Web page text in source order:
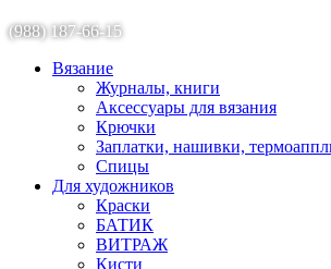
(988) 187-66-15
Вязание
Журналы, книги
Аксессуары для вязания
Крючки
Заплатки, нашивки,
Спицы
Для художников
Краски
БАТИК
ВИТРАЖ
Кисти